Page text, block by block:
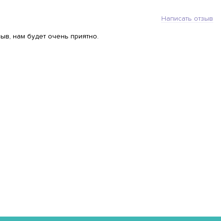
Написать отзыв
нам будет очень приятно.